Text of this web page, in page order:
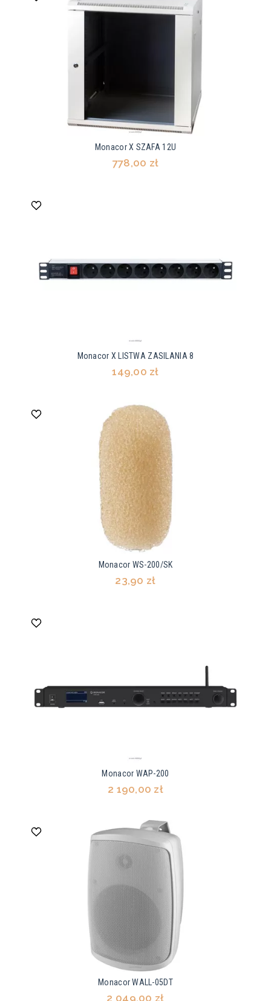
Monacor X SZAFA 12U
778,00 zł
Monacor X LISTWA ZASILANIA 8
149,00 zł
Monacor WS-200/SK
23,90 zł
Monacor WAP-200
2 190,00 zł
Monacor WALL-05DT
2 049,00 zł